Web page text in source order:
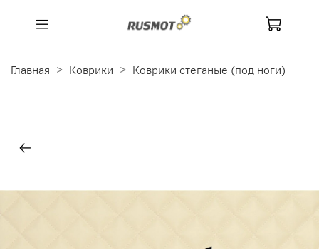
Главная Коврики Коврики стеганые (под ноги)